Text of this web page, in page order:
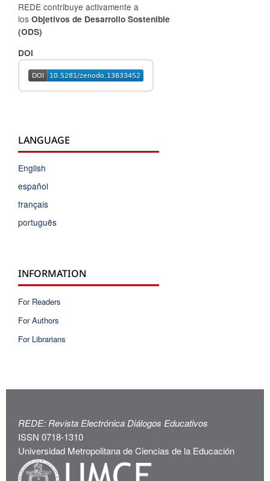
REDE contribuye activamente a
los Objetivos de Desarrollo Sostenible
(ODS)
DOI
LANGUAGE
English
español
français
português
INFORMATION
For Readers
For Authors
For Librarians
REDE: Revista Electrónica Diálogos Educativos
ISSN 0718-1310
Universidad Metropolitana de Ciencias de la Educación